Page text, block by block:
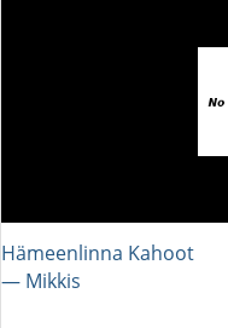
Hämeenlinna Kahoot
― Mikkis